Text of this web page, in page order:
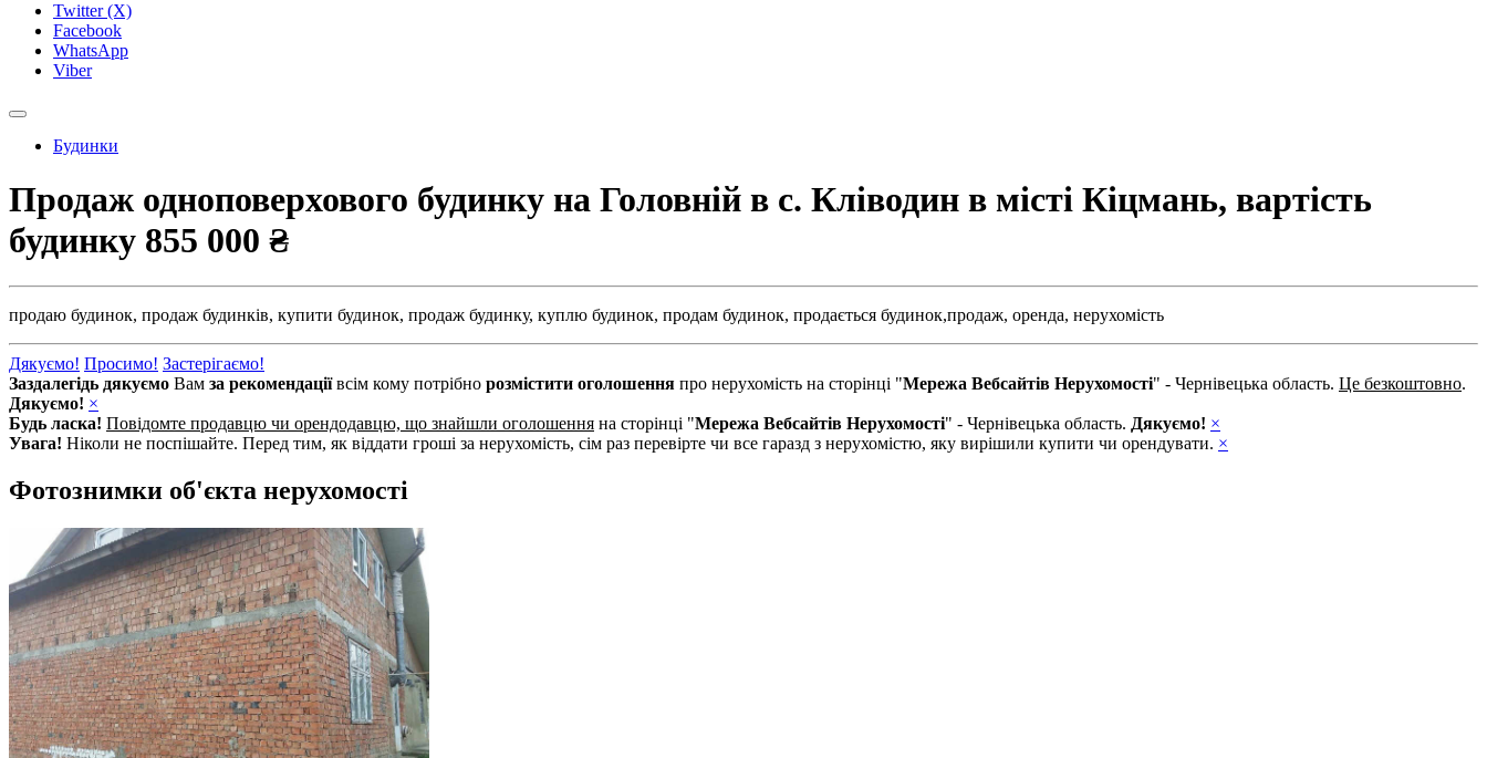
Twitter (X)
Facebook
WhatsApp
Viber
Будинки
Продаж одноповерхового будинку на Головній в с. Кліводин в місті Кіцмань, вартість
будинку 855 000 ₴
продаю будинок, продаж будинків, купити будинок, продаж будинку, куплю будинок, продам будинок, продається будинок,продаж, оренда, нерухомість
Дякуємо! Просимо! Застерігаємо!
Заздалегідь дякуємо Вам за рекомендаціївсім кому потрібно розмістити оголошення про нерухомість на сторінці "Мережа Вебсайтів Нерухомості" - Чернівецька область. Це безкоштовно.
Дякуємо! ×
Будь ласка! Повідомте продавцю чи орендодавцю, що знайшли оголошення на сторінці "Мережа Вебсайтів Нерухомості" - Чернівецька область. Дякуємо! ×
Увага! Ніколи не поспішайте. Перед тим, як віддати гроші за нерухомість, сім раз перевірте чи все гаразд з нерухомістю, яку вирішили купити чи орендувати. ×
Фотознимки об'єкта нерухомості